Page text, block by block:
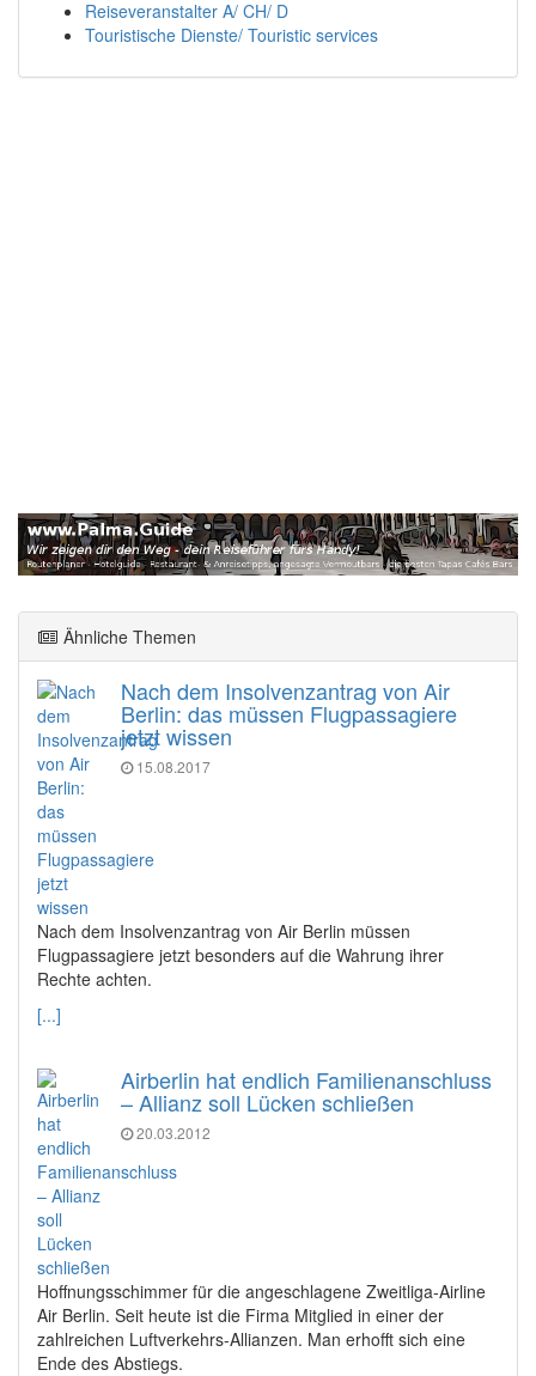
Reiseveranstalter A/ CH/ D
Touristische Dienste/ Touristic services
Ähnliche Themen
Nach dem Insolvenzantrag von Air
Berlin: das müssen Flugpassagiere
jetzt wissen
15.08.2017
Nach dem Insolvenzantrag von Air Berlin müssen
Flugpassagiere jetzt besonders auf die Wahrung ihrer
Rechte achten.
[...]
Airberlin hat endlich Familienanschluss
– Allianz soll Lücken schließen
20.03.2012
Hoffnungsschimmer für die angeschlagene Zweitliga-Airline
Air Berlin. Seit heute ist die Firma Mitglied in einer der
zahlreichen Luftverkehrs-Allianzen. Man erhofft sich eine
Ende des Abstiegs.